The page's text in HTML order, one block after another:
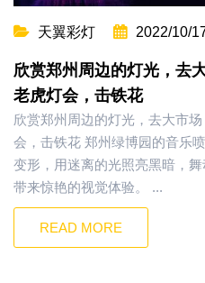
天翼彩灯 2022/10/
欣赏郑州周边的灯光，去
老虎灯会，击铁花
欣赏郑州周边的灯光，去大市
会，击铁花 郑州绿博园的音乐
变形，用迷离的光照亮黑暗，
带来惊艳的视觉体验。 ...
READ MORE